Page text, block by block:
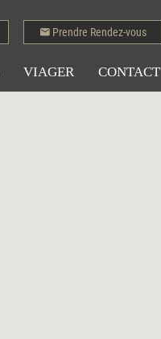
Prendre Rendez-vous
VIAGER CONTACT